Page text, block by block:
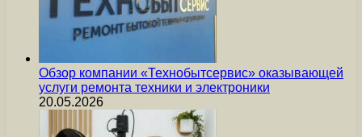
Обзор компании «Технобытсервис» оказывающей
услуги ремонта техники и электроники
20.05.2026